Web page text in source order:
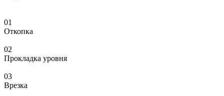
01
Откопка
02
Прокладка уровня
03
Врезка